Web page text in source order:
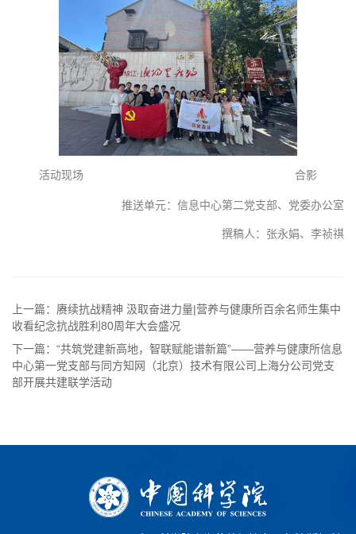
活动现场 合影
推送单元：信息中心第二党支部、党委办公室
撰稿人：张永娟、李祯祺
上一篇：赓续抗战精神 汲取奋进力量|营养与健康所百余名师生集中
收看纪念抗战胜利80周年大会盛况
下一篇：“共筑党建新高地，智联赋能谱新篇”——营养与健康所信息
中心第一党支部与同方知网（北京）技术有限公司上海分公司党支
部开展共建联学活动